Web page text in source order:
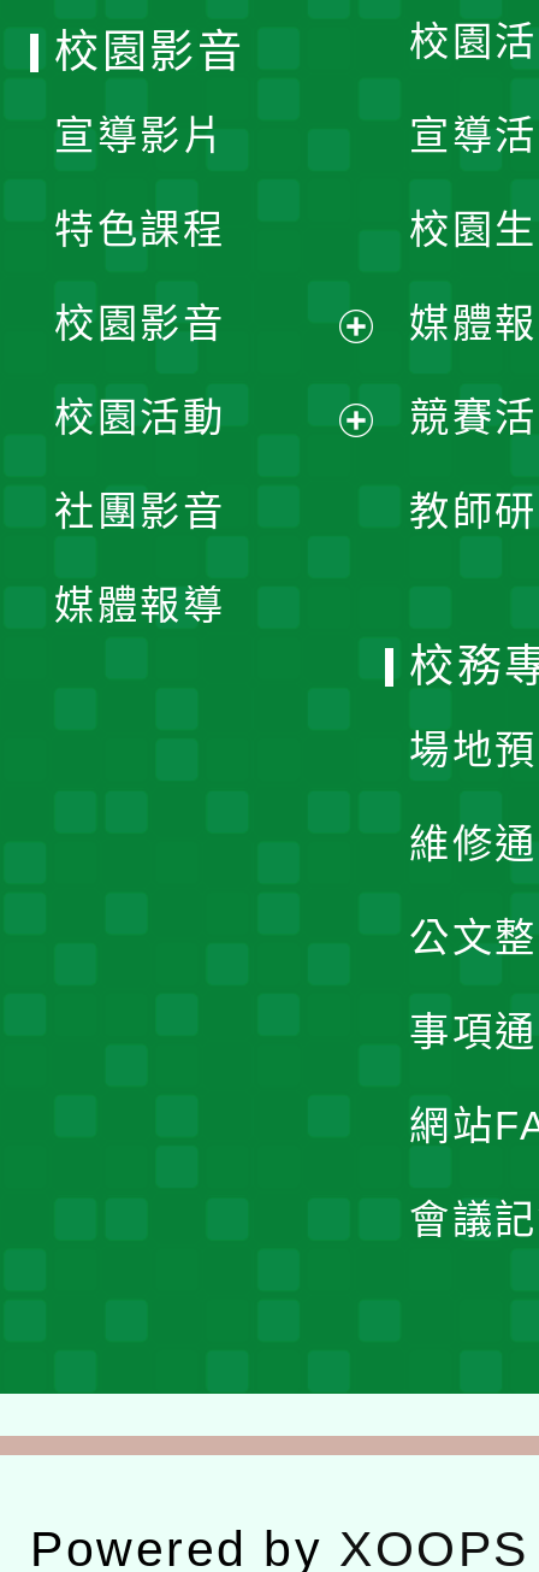
校園
宣導
校園
媒體
競賽
教師
校園影音
宣導影片
特色課程
校園影音
開
校園活動
社團影音
媒體報導
校務
場地
維修
公文
事項
網站
會議
Powered by XOOPS